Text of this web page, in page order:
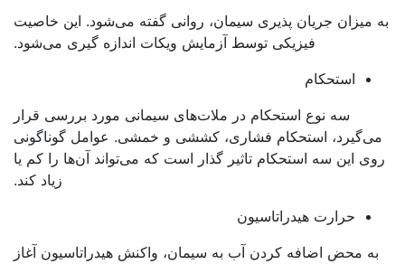
میزان جریان پذیری سیمان، روانی گفته می‌شود. این خاصیت
فیزیکی توسط آزمایش ویکات اندازه گیری می‌شود.
استحکام
سه نوع استحکام در ملات‌های سیمانی مورد بررسی قرار
استحکام فشاری، کششی و خمشی. عوامل گوناگونی
این سه استحکام تاثیر گذار است که می‌تواند آن‌ها را کم یا
زیاد کند.
حرارت هیدراتاسیون
به محض اضافه کردن آب به سیمان، واکنش هیدراتاسیون آغاز